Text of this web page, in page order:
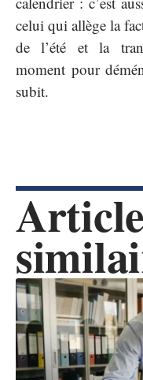
celui qui allège la
de l’été et la
moment pour
subit.